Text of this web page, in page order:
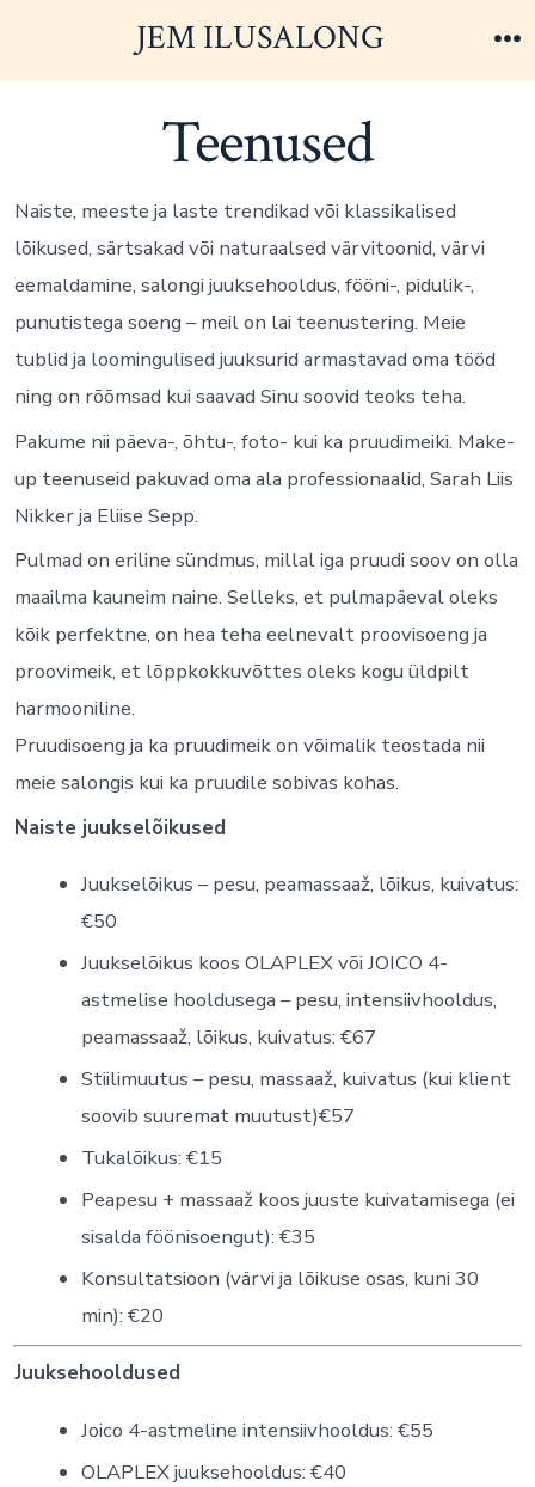
JEM ILUSALONG
Teenused
Naiste, meeste ja laste trendikad või klassikalised
lõikused, särtsakad või naturaalsed värvitoonid, värvi
eemaldamine, salongi juuksehooldus, fööni-, pidulik-,
punutistega soeng – meil on lai teenustering. Meie
tublid ja loomingulised juuksurid armastavad oma tööd
ning on rõõmsad kui saavad Sinu soovid teoks teha.
Pakume nii päeva-, õhtu-, foto- kui ka pruudimeiki. Make-
up teenuseid pakuvad oma ala professionaalid, Sarah Liis
Nikker ja Eliise Sepp.
Pulmad on eriline sündmus, millal iga pruudi soov on olla
maailma kauneim naine. Selleks, et pulmapäeval oleks
kõik perfektne, on hea teha eelnevalt proovisoeng ja
proovimeik, et lõppkokkuvõttes oleks kogu üldpilt
harmooniline.
Pruudisoeng ja ka pruudimeik on võimalik teostada nii
meie salongis kui ka pruudile sobivas kohas.
Naiste juukselõikused
Juukselõikus – pesu, peamassaaž, lõikus, kuivatus:
€50
Juukselõikus koos OLAPLEX või JOICO 4-
astmelise hooldusega – pesu, intensiivhooldus,
peamassaaž, lõikus, kuivatus: €67
Stiilimuutus – pesu, massaaž, kuivatus (kui klient
soovib suuremat muutust)€57
Tukalõikus: €15
Peapesu + massaaž koos juuste kuivatamisega (ei
sisalda föönisoengut): €35
Konsultatsioon (värvi ja lõikuse osas, kuni 30
min): €20
Juuksehooldused
Joico 4-astmeline intensiivhooldus: €55
OLAPLEX juuksehooldus: €40